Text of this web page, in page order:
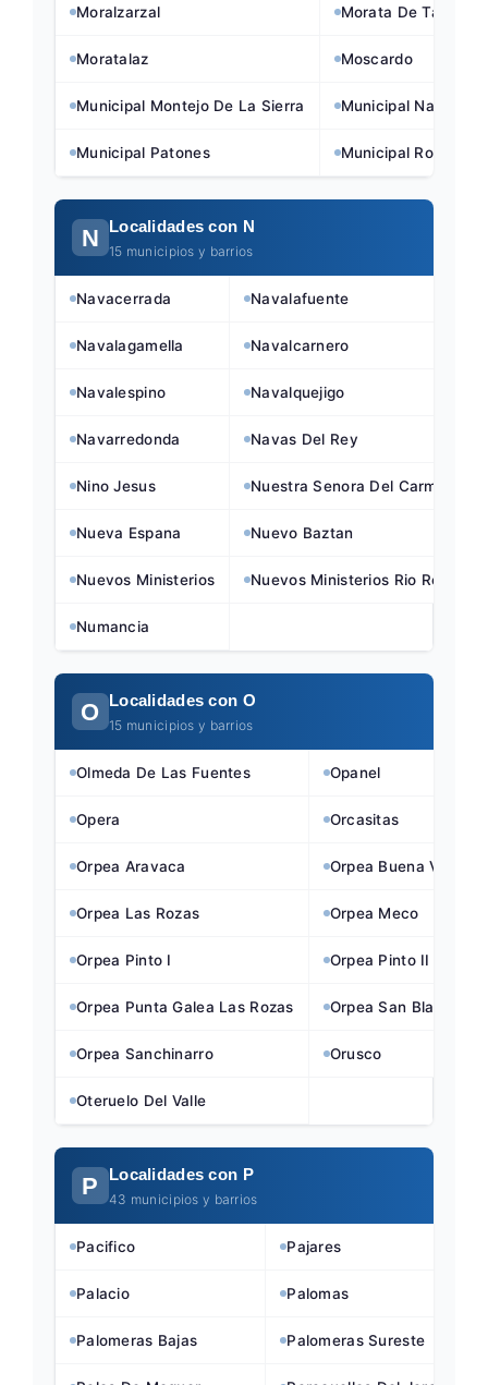
Moralzarzal Morata De Tajuna
Moratalaz Moscardo
Municipal Montejo De La Sierra Municipal
Municipal Patones Municipal
N Localidades con N
15 municipios y barrios
Navacerrada Navalafuente
Navalagamella Navalcarnero
Navalespino Navalquejigo
Navarredonda Navas Del Rey
Nino Jesus Nuestra Senora Del Carmen
Nueva Espana Nuevo Baztan
Nuevos Ministerios Nuevos Ministerios Rio Rosas
Numancia
O Localidades con O
15 municipios y barrios
Olmeda De Las Fuentes Opanel
Opera Orcasitas
Orpea Aravaca Orpea Buena Vista
Orpea Las Rozas Orpea Meco
Orpea Pinto I Orpea Pinto II
Orpea Punta Galea Las Rozas Orpea San Blas
Orpea Sanchinarro Orusco
Oteruelo Del Valle
P Localidades con P
43 municipios y barrios
Pacifico Pajares
Palacio Palomas
Palomeras Bajas Palomeras Sureste